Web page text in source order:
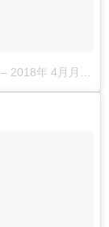
– 2018年 4月月1日午前4時50分PDT